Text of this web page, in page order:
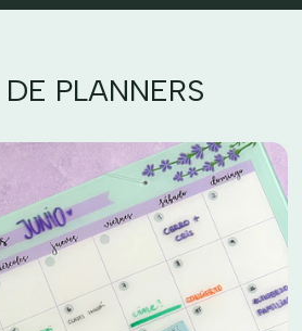
PLANNERS